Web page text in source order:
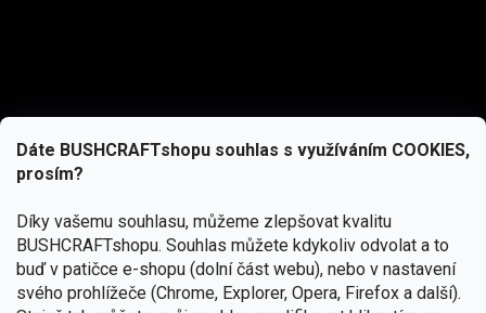
Dáte BUSHCRAFTshopu souhlas s využíváním COOKIES,
prosím?
Díky vašemu souhlasu, můžeme zlepšovat kvalitu
BUSHCRAFTshopu. Souhlas můžete kdykoliv odvolat a to
buď v patičce e-shopu (dolní část webu), nebo v nastavení
svého prohlížeče (Chrome, Explorer, Opera, Firefox a další).